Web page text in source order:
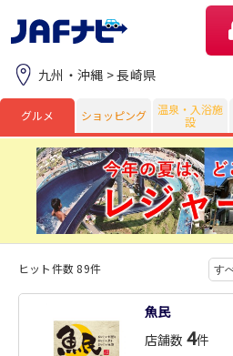
会員優待のご利用方法
九州・沖縄 > 長崎県
グルメ ショッピング
温泉・入浴施
設
ヒット件数 89件
魚民
店舗数 4件